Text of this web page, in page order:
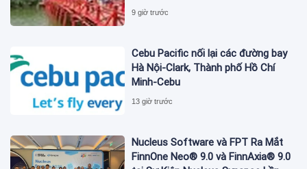
lần Ấn Độ
9 giờ trước
Cebu Pacific nối lại các đường bay
Hà Nội-Clark, Thành phố Hồ Chí
Minh-Cebu
13 giờ trước
Nucleus Software và FPT Ra Mắt
FinnOne Neo® 9.0 và FinnAxia® 9.0